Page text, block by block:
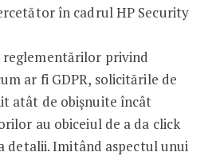
în cadrul HP Security
reglementărilor privind
ar fi GDPR, solicitările de
atât de obișnuite încât
au obiceiul de a da click
detalii. Imitând aspectul unui